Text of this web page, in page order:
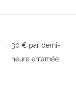
30 € par demi-
heure entamée